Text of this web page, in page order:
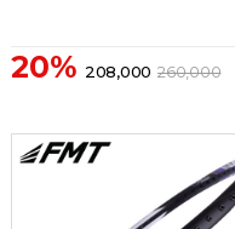
20% 208,000 260,000